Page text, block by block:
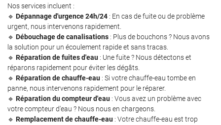
Rafraîchir le captcha
En cochant cette case, vous consentez à recevoir nos propositions commerciales à
l'adresse email indiqué ci-dessus. Vous pouvez vous désinscrire à tout moment en
utilisantle formulaire de désinscription.
Inscription
Nos services incluent :
🔹 Dépannage d'urgence 24h/24 : En cas de fuite ou de problème
urgent, nous intervenons rapidement.
🔹 Débouchage de canalisations : Plus de bouchons ? Nous avons
la solution pour un écoulement rapide et sans tracas.
🔹 Réparation de fuites d'eau : Une fuite ? Nous détectons et
réparons rapidement pour éviter les dégâts.
🔹 Réparation de chauffe-eau : Si votre chauffe-eau tombe en
panne, nous intervenons rapidement pour le réparer.
🔹 Réparation du compteur d'eau : Vous avez un problème avec
votre compteur d'eau ? Nous nous en chargeons.
🔹 Remplacement de chauffe-eau : Votre chauffe-eau est trop